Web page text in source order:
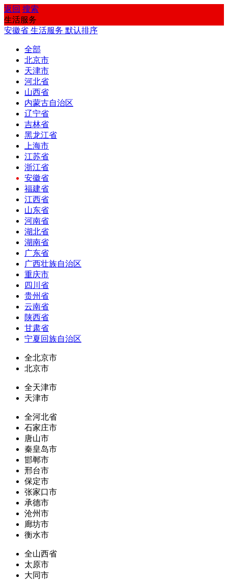
返回 搜索
生活服务
安徽省 生活服务 默认排序
全部
北京市
天津市
河北省
山西省
内蒙古自治区
辽宁省
吉林省
黑龙江省
上海市
江苏省
浙江省
安徽省
福建省
江西省
山东省
河南省
湖北省
湖南省
广东省
广西壮族自治区
重庆市
四川省
贵州省
云南省
陕西省
甘肃省
宁夏回族自治区
全北京市
北京市
全天津市
天津市
全河北省
石家庄市
唐山市
秦皇岛市
邯郸市
邢台市
保定市
张家口市
承德市
沧州市
廊坊市
衡水市
全山西省
太原市
大同市